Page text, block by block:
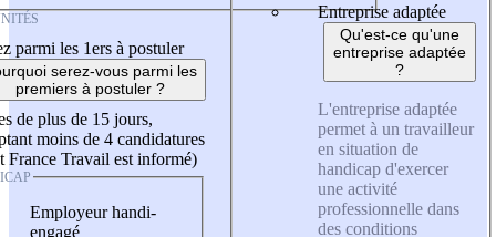
parmi les 1ers à postuler
serez-vous parmi les
premiers à postuler ?
de plus de 15 jours,
moins de 4 candidatures
France Travail est informé)
Employeur handi-
engagé
Entreprise adaptée
Qu'est-ce qu'une
entreprise adaptée
?
L'entreprise adaptée
permet à un travailleur
en situation de
handicap d'exercer
une activité
professionnelle dans
des conditions